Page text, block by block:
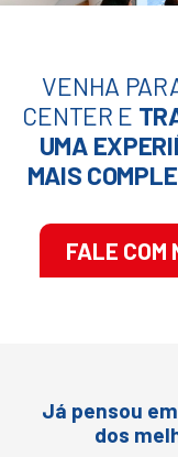
VENHA
CENTER E
UMA
MAIS
FALE COM
Já pensou
dos